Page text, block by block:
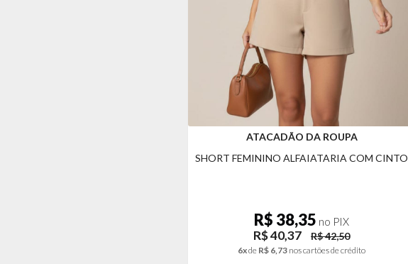
ATACADÃO DA ROUPA
SHORT FEMININO ALFAIATARIA COM CINTO
R$ 38,35 no PIX
R$ 40,37 R$ 42,50
6xde R$ 6,73 nos cartões de crédito